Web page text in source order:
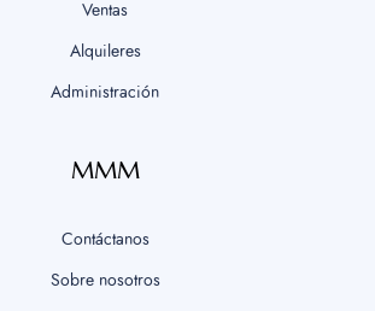
Ventas
Alquileres
Administración
MMM
Contáctanos
Sobre nosotros